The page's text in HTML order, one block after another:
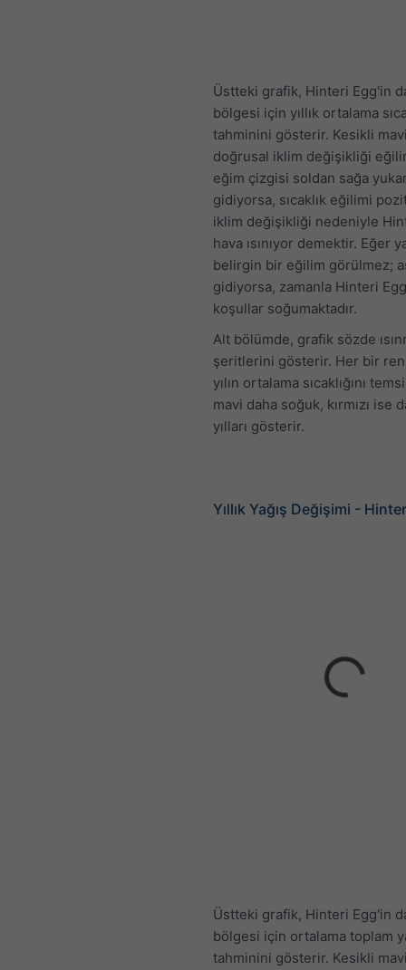
Üstteki grafik, Hinteri Egg'in
bölgesi için yıllık ortalama
tahminini gösterir. Kesikli
doğrusal iklim değişikliği
eğim çizgisi soldan sağa
gidiyorsa, sıcaklık eğilimi
iklim değişikliği nedeniyle
hava ısınıyor demektir. Eğer
belirgin bir eğilim görülmez;
gidiyorsa, zamanla Hinteri
koşullar soğumaktadır.
Alt bölümde, grafik sözde
şeritlerini gösterir. Her bir
yılın ortalama sıcaklığını
mavi daha soğuk, kırmızı ise
yılları gösterir.
Yıllık Yağış Değişimi -
Üstteki grafik, Hinteri Egg'in
bölgesi için ortalama toplam
tahminini gösterir. Kesikli